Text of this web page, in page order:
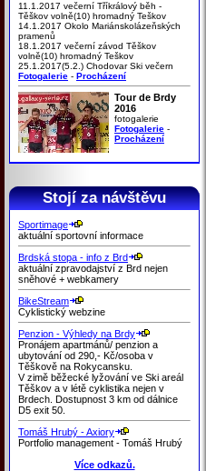
11.1.2017 večerní Tříkrálový běh -
Těškov volně(10) hromadný Teškov
14.1.2017 Okolo Mariánskolázeňských
pramenů
18.1.2017 večerní závod Těškov
volně(10) hromadný Teškov
25.1.2017(5.2.) Chodovar Ski večern
Fotogalerie - Procházení
Tour de Brdy
2016
fotogalerie
Fotogalerie -
Procházení
Stojí za návštěvu
Sportimage
aktuální sportovní informace
Brdská stopa - info z Brd
aktuální zpravodajství z Brd nejen
sněhové + webkamery
BikeStream
Cyklistický webzine
Penzion - Výhledy na Brdy
Pronájem apartmánů/ penzion a
ubytování od 290,- Kč/osoba v
Těškově na Rokycansku.
V zimě běžecké lyžování ve Ski areál
Těškov a v létě cyklistika nejen v
Brdech. Dostupnost 3 km od dálnice
D5 exit 50.
Tomáš Hrubý - Axiory
Portfolio management - Tomáš Hrubý
Více odkazů.